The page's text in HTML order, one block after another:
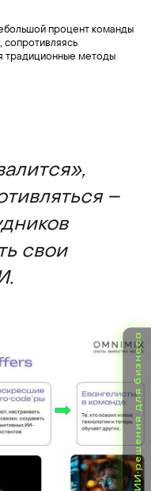
ИИ-решения для бизнеса
процент команды
сопротивляясь
традиционные методы
–
свои